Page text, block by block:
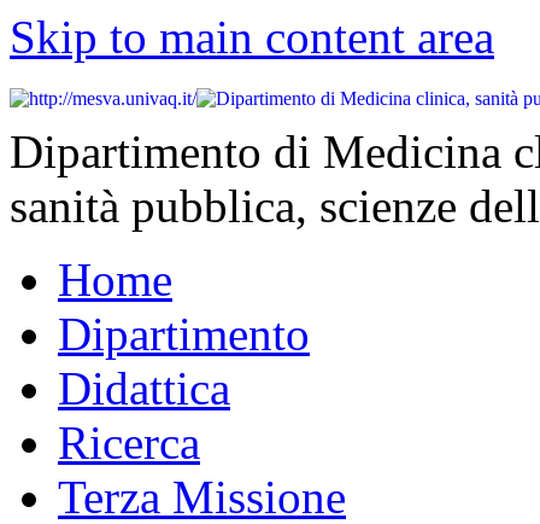
Skip to main content area
Dipartimento di Medicina
sanità pubblica, scienze
Home
Dipartimento
Didattica
Ricerca
Terza Missione